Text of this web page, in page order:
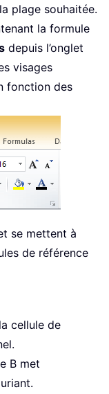
plage souhaitée.
la formule
depuis l’onglet
visages
fonction des
se mettent à
de référence
cellule de
B met